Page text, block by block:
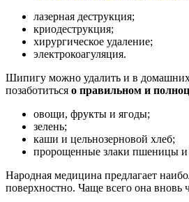
лазерная деструкция;
криодеструкция;
хирургическое удаление;
электрокоагуляция.
Шипигу можно удалить и в домашних
позаботиться о правильном и
овощи, фрукты и ягоды;
зелень;
каши и цельнозерновой хлеб;
пророщенные злаки пшеницы и
Народная медицина предлагает
поверхностно. Чаще всего она вновь